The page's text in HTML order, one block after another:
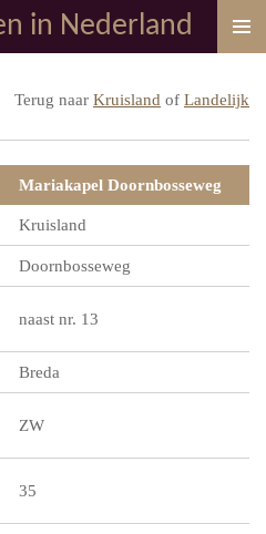
in Nederland
Terug naar Kruisland of Landelijk
Mariakapel Doornbosseweg
Kruisland
Doornbosseweg
naast nr. 13
Breda
ZW
35